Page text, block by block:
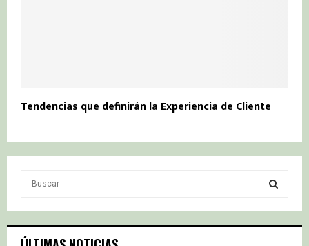
Tendencias que definirán la Experiencia de Cliente
c
S